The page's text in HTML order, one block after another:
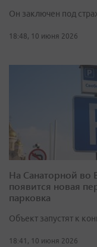
Он заключен под
18:48, 10 июня 2026
На Санаторной во
появится новая
парковка
Объект запустят к
18:41, 10 июня 2026